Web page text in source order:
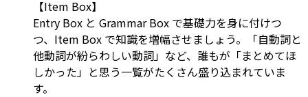
【Item Box】
Entry Box と Grammar Box で基礎力を身に付けつ
つ、Item Box で知識を増幅させましょう。「自動詞と
他動詞が紛らわしい動詞」など、誰もが「まとめてほ
しかった」と思う一覧がたくさん盛り込まれていま
す。